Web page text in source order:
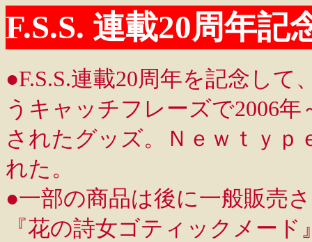
F.S.S. 連載20周年
●F.S.S.連載20周年を記念し
うキャッチフレーズで2006
されたグッズ。Ｎｅｗｔｙｐ
れた。
●一部の商品は後に一般販売
『花の詩女ゴティックメー